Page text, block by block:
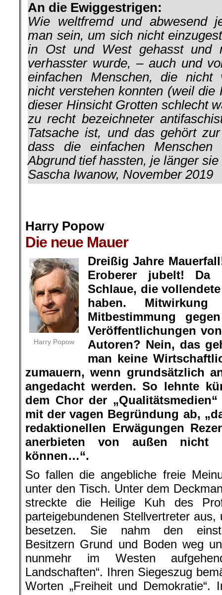
An die Ewiggestrigen:
Wie weltfremd und abwesend
man sein, um sich nicht
in Ost und West gehasst und
verhasster wurde, – auch und
einfachen Menschen, die nicht
nicht verstehen konnten (weil die
dieser Hinsicht Grotten schlecht
zu recht bezeichneter
Tatsache ist, und das gehört
dass die einfachen Menschen
Abgrund tief hassten, je länger sie
Sascha Iwanow, November 2019
Harry Popow
Die neue Mauer.
Harry Popow
Dreißig Jahre
Eroberer jubelt! Da
Schlaue, die
haben.
Mitbestimmung
Veröffentlichungen
Autoren? Nein, das
man keine
zumauern, wenn grundsätzlich
angedacht werden. So lehnte
dem Chor der
mit der vagen Begründung ab,
redaktionellen Erwägungen
anerbieten von außen nicht
können…“.
So fallen die angebliche freie
unter den Tisch. Unter dem
streckte die Heilige Kuh des
parteigebundenen Stellvertreter
besetzen. Sie nahm den
Besitzern Grund und Boden weg
nunmehr im Westen
Landschaften“. Ihren Siegeszug
Worten „Freiheit und